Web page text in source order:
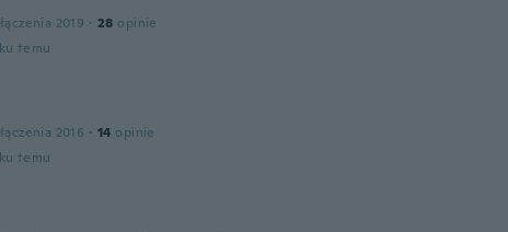
2019 · 28 opinie
temu
2016 · 14 opinie
temu